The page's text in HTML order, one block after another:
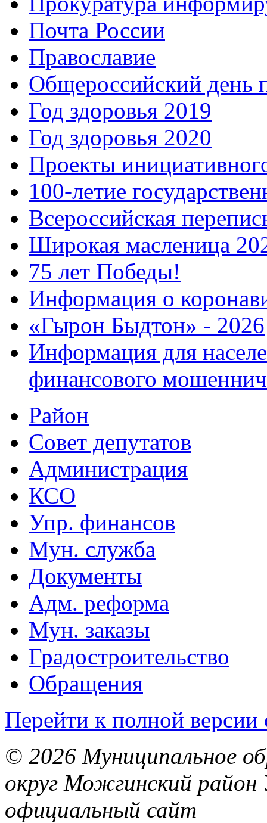
Почта России
Православие
Общероссийский день
Год здоровья 2019
Год здоровья 2020
Проекты
100-летие
Всероссийская
Широкая масленица
75 лет Победы!
Информация о
«Гырон Быдтон» - 2026
Информация для
финансового
Район
Совет депутатов
Администрация
КСО
Упр. финансов
Мун. служба
Документы
Адм. реформа
Мун. заказы
Градостроительство
Обращения
Перейти к полной версии
© 2026 Муниципальное
округ Можгинский район
официальный сайт